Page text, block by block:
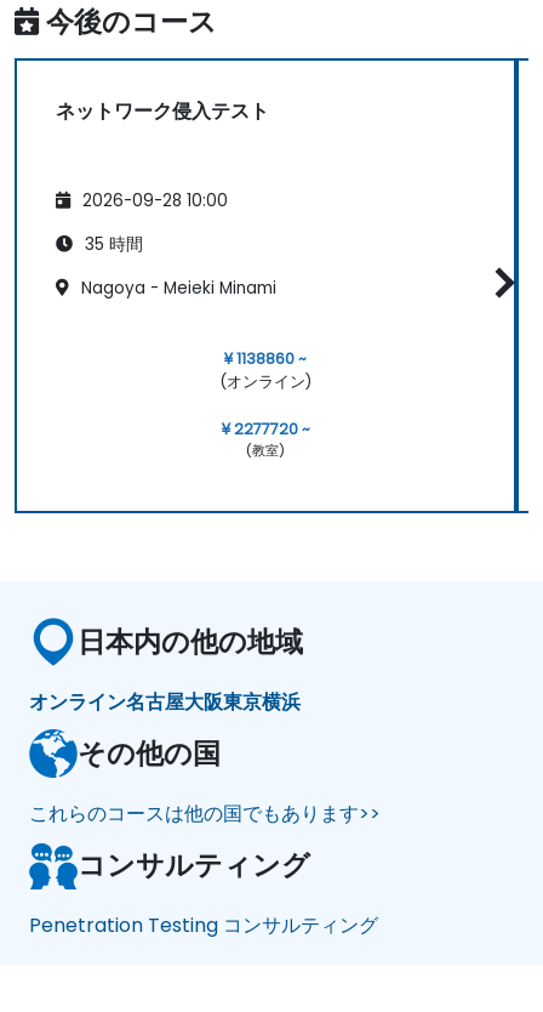
今後のコース
ネットワーク侵入テスト
2026-09-28 10:00
35 時間
Nagoya - Meieki Minami
¥ 1138860 ~
(オンライン)
¥ 2277720 ~
(教室)
日本内の他の地域
オンライン名古屋大阪東京横浜
その他の国
これらのコースは他の国でもあります>>
コンサルティング
Penetration Testing コンサルティング